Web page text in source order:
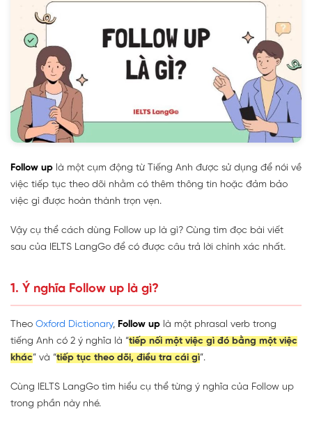
Follow up là một cụm động từ Tiếng Anh được sử dụng để nói về
việc tiếp tục theo dõi nhằm có thêm thông tin hoặc đảm bảo
việc gì được hoàn thành trọn vẹn.
Vậy cụ thể cách dùng Follow up là gì? Cùng tìm đọc bài viết
sau của IELTS LangGo để có được câu trả lời chính xác nhất.
1. Ý nghĩa Follow up là gì?
Theo Oxford Dictionary, Follow up là một phrasal verb trong
tiếng Anh có 2 ý nghĩa là “tiếp nối một việc gì đó bằng một việc
khác” và “tiếp tục theo dõi, điều tra cái gì”.
Cùng IELTS LangGo tìm hiểu cụ thể từng ý nghĩa của Follow up
trong phần này nhé.